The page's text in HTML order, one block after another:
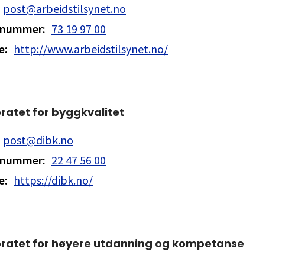
post@arbeidstilsynet.no
: 73 19 97 00
: http://www.arbeidstilsynet.no/
for byggkvalitet
post@dibk.no
: 22 47 56 00
: https://dibk.no/
for høyere utdanning og kompetanse